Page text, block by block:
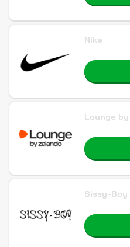
Nike
Lounge
Sissy-Boy